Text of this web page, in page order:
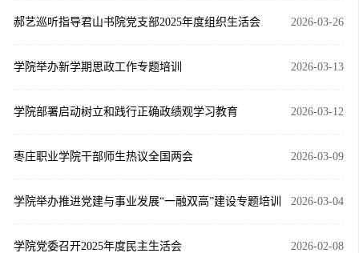
2026-03-26
郝艺巡听指导君山书院党支部2025年度组织生活会
2026-03-13
学院举办新学期思政工作专题培训
2026-03-12
学院部署启动树立和践行正确政绩观学习教育
2026-03-09
枣庄职业学院干部师生热议全国两会
2026-03-04
学院举办推进党建与事业发展“一融双高”建设专题培训
2026-02-08
学院党委召开2025年度民主生活会